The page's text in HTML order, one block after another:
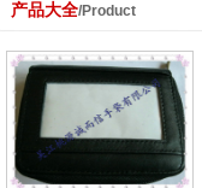
产品大全/Product